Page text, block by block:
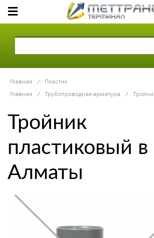
Главная /
Пластик
Главная
/ Трубопроводная арматура /
Тройник
пластиковый в
Алматы